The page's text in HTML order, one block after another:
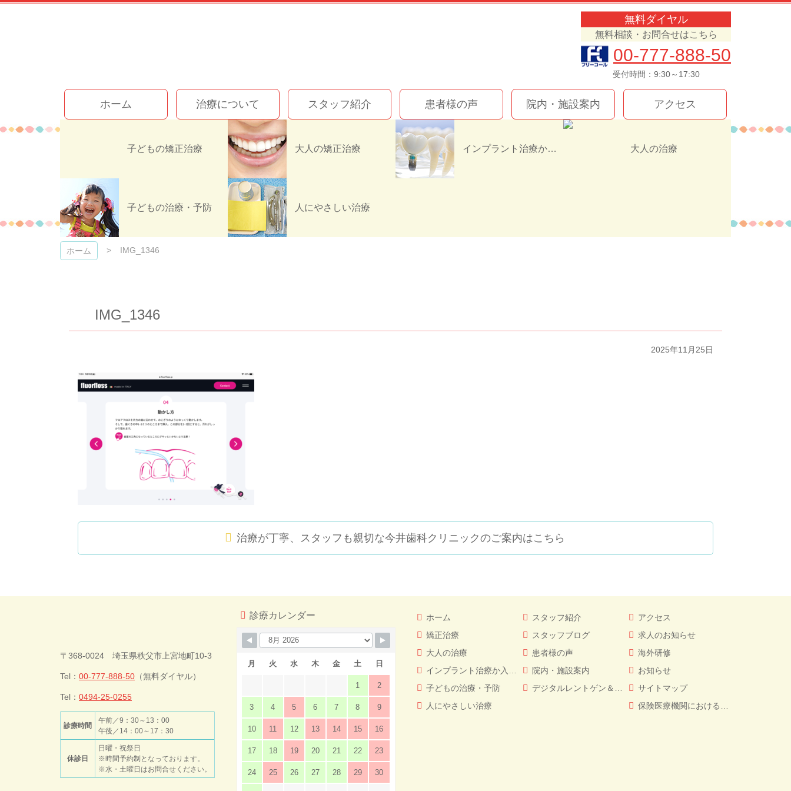
コ
ッ
今井歯科クリニック
無料ダイヤル
無料相談・お問合せはこちら
00-777-888-50
受付時間：9:30～17:30
ホーム 治療について
子どもの矯正治療 大人の矯正治療 インプラント治療か入れ歯（義歯）どっちを選ぶ！？ 大人の治療
子どもの治療・予防 人にやさしい治療
スタッフ紹介 患者様の声 院内・施設案内 アクセス
IMG_1346
ホーム IMG_1346
IMG_1346
2025年11月25日
治療が丁寧、スタッフも親切な今井歯科クリニックのご案内はこちら
ン
先
頭
戻
の
る
今井歯科クリ
ニック
〒368-0024 埼玉県秩父市上宮地町10-3
Tel： 00-777-888-50 （無料ダイヤル）
Tel： 0494-25-0255
診療時間
午前／9：30～13：00
午後／14：00～17：30
休診日
日曜・祝祭日
※時間予約制となっております。
※水・土曜日はお問合せください。
診療カレンダー
月 火 水 木 金 土 日
1 2
3 4 5 6 7 8 9
10 11 12 13 14 15 16
17 18 19 20 21 22 23
24 25 26 27 28 29 30
ホーム
矯正治療
大人の治療
インプラント治療か入れ歯（義歯）どっちを選ぶ！？
子どもの治療・予防
人にやさしい治療
スタッフ紹介
スタッフブログ
患者様の声
院内・施設案内
デジタルレントゲン＆CT
アクセス
求人のお知らせ
海外研修
お知らせ
サイトマップ
保険医療機関における書面掲示